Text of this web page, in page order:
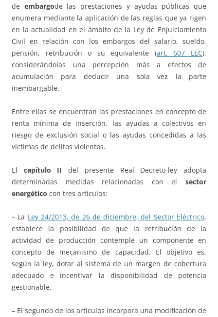
de embargode las prestaciones y ayudas públicas que
enumera mediante la aplicación de las reglas que ya rigen
en la actualidad en el ámbito de la Ley de Enjuiciamiento
Civil en relación con los embargos del salario, sueldo,
pensión, retribución o su equivalente (art. 607 LEC),
considerándolas una percepción más a efectos de
acumulación para deducir una sola vez la parte
inembargable.
Entre ellas se encuentran las prestaciones en concepto de
renta mínima de inserción, las ayudas a colectivos en
riesgo de exclusión social o las ayudas concedidas a las
víctimas de delitos violentos.
El capítulo IIdel presente Real Decreto-ley adopta
determinadas medidas relacionadas con el sector
energético con tres artículos:
– La Ley 24/2013, de 26 de diciembre, del Sector Eléctrico,
establece la posibilidad de que la retribución de la
actividad de producción contemple un componente en
concepto de mecanismo de capacidad. El objetivo es,
según la ley, dotar al sistema de un margen de cobertura
adecuado e incentivar la disponibilidad de potencia
gestionable.
– El segundo de los artículos incorpora una modificación de